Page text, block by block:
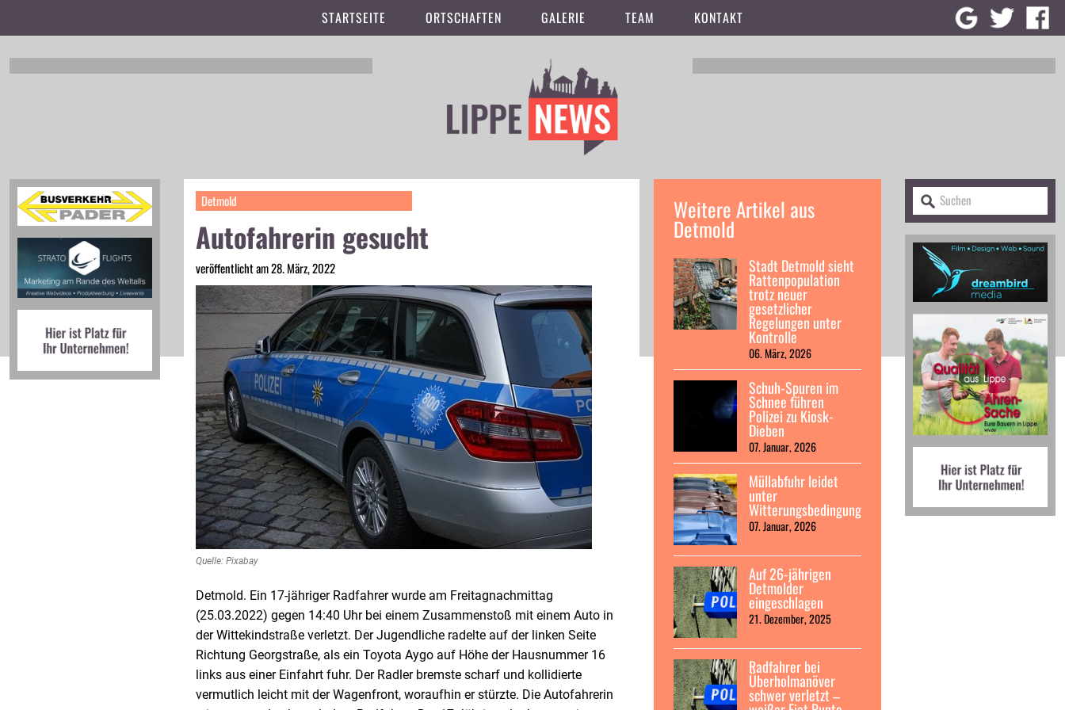
STARTSEITE ORTSCHAFTEN GALERIE TEAM KONTAKT
Detmold
Autofahrerin gesucht
veröffentlicht am 28. März, 2022
Quelle: Pixabay
Detmold. Ein 17-jähriger Radfahrer wurde am Freitagnachmittag
(25.03.2022) gegen 14:40 Uhr bei einem Zusammenstoß mit einem Auto in
der Wittekindstraße verletzt. Der Jugendliche radelte auf der linken Seite
Richtung Georgstraße, als ein Toyota Aygo auf Höhe der Hausnummer 16
links aus einer Einfahrt fuhr. Der Radler bremste scharf und kollidierte
vermutlich leicht mit der Wagenfront, woraufhin er stürzte. Die Autofahrerin
Weitere Artikel aus
Detmold
Stadt Detmold sieht
Rattenpopulation
trotz neuer
gesetzlicher
Regelungen unter
Kontrolle
06. März, 2026
Schuh-Spuren im
Schnee führen
Polizei zu Kiosk-
Dieben
07. Januar, 2026
Müllabfuhr leidet
unter
Witterungsbedingungen
07. Januar, 2026
Auf 26-jährigen
Detmolder
eingeschlagen
21. Dezember, 2025
Radfahrer bei
Überholmanöver
schwer verletzt –